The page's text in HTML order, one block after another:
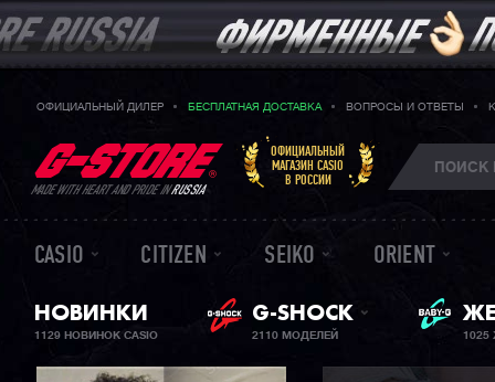
ОФИЦИАЛЬНЫЙ ДИЛЕР БЕСПЛАТНАЯ ДОСТАВКА ВОПРОСЫ И ОТВЕТЫ
MADE WITH HEART AND PRIDE INRUSSIA
ОФИЦИАЛЬНЫЙ
МАГАЗИН CASIO
В РОССИИ
CASIO CITIZEN SEIKO ORIENT
НОВИНКИ
1129 НОВИНОК CASIO
G-SHOCK
2110 МОДЕЛЕЙ